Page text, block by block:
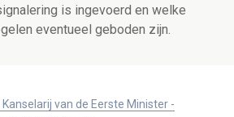
is ingevoerd en welke
eventueel geboden zijn.
Kanselarij van de Eerste Minister -